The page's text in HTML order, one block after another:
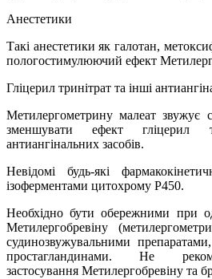
Анестетики
Такі анестетики як галотан,
пологостимулюючий ефект
Гліцерил тринітрат та інші
Метилергометрину малеат звужує
зменшувати ефект гліцерил
антиангінальних засобів.
Невідомі будь-які
ізоферментами цитохрому Р450.
Необхідно бути обережними при
Метилергобревіну
судинозвужувальними
простагландинами. Не
застосування Метилергобревіну та